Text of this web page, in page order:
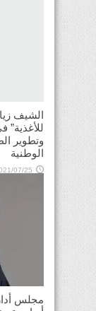
الشيف
للأغذية”
وتطوير
الوطنية
07/25
مجلس